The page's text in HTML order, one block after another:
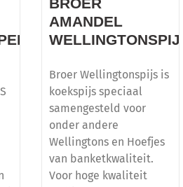
BROER
AMANDEL
WELLINGTONSPIJS
Broer Wellingtonspijs is
koekspijs speciaal
samengesteld voor
onder andere
Wellingtons en Hoefjes
van banketkwaliteit.
Voor hoge kwaliteit